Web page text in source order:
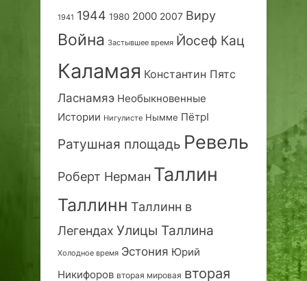
1941 1944 1980 2000 2007 Виру
Война Застывшее время Йосеф Кац
Каламая Константин Пятс
Ласнамяэ Необыкновенные
Истории Нигулисте Нымме ПётрI
Ратушная площадь Ревель
Роберт Нерман Таллин
Таллинн Таллинн в
Легендах Улицы Таллина
Холодное время Эстония Юрий
Никифоров вторая мировая вторая